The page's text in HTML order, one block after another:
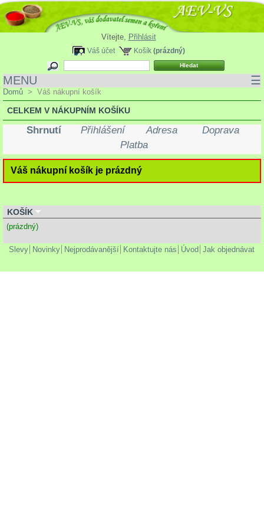
Vítejte, Přihlásit
Košík (prázdný)
Váš účet
MENU ☰
Domů > Váš nákupní košík
CELKEM V NÁKUPNÍM KOŠÍKU
Shrnutí Přihlášení Adresa
Doprava
Platba
Váš nákupní košík je prázdný
KOŠÍK
(prázdný)
Slevy Novinky Nejprodávanější Kontaktujte nás Úvod Jak objednávat